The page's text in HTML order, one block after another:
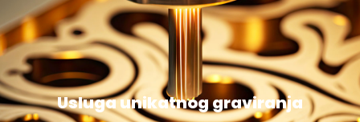
Usluga unikatnog graviranja